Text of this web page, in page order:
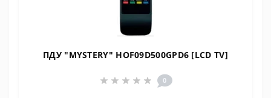
ПДУ "MYSTERY" HOF09D500GPD6 [LCD TV]
0